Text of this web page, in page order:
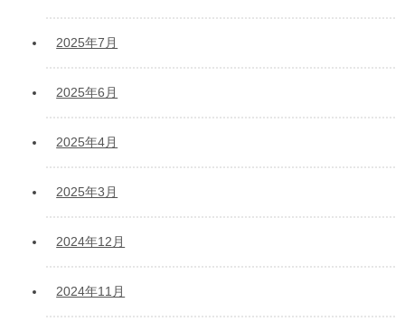
2025年7月
2025年6月
2025年4月
2025年3月
2024年12月
2024年11月